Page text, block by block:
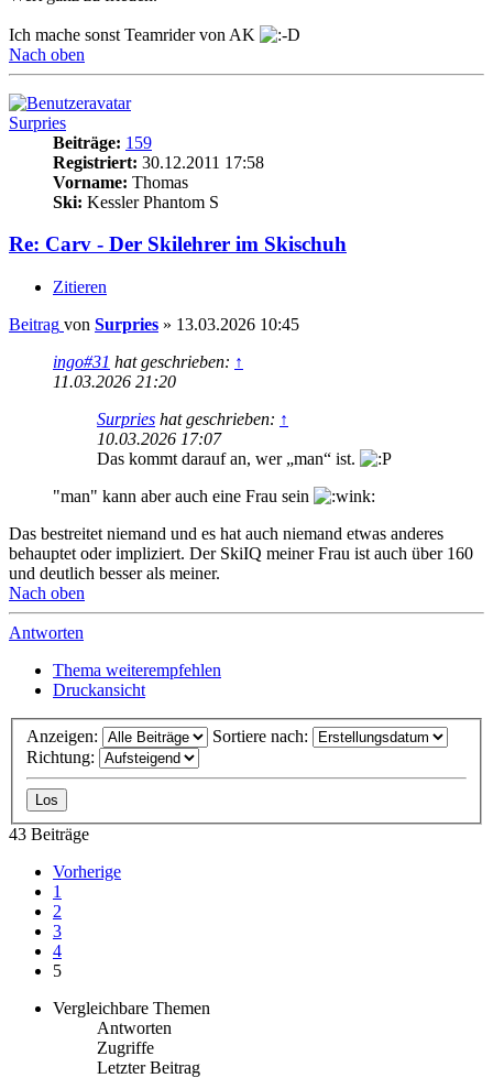
Ich mache sonst Teamrider von AK
Nach oben
Surpries
Beiträge: 159
Registriert: 30.12.2011 17:58
Vorname: Thomas
Ski: Kessler Phantom S
Re: Carv - Der Skilehrer im Skischuh
Zitieren
Beitrag von Surpries » 13.03.2026 10:45
ingo#31 hat geschrieben: ↑
11.03.2026 21:20
Surpries hat geschrieben: ↑
10.03.2026 17:07
Das kommt darauf an, wer „man“ ist.
"man" kann aber auch eine Frau sein
Das bestreitet niemand und es hat auch niemand etwas anderes
behauptet oder impliziert. Der SkiIQ meiner Frau ist auch über 160
und deutlich besser als meiner.
Nach oben
Antworten
Thema weiterempfehlen
Druckansicht
Anzeigen:
Sortiere nach:
Richtung:
43 Beiträge
Vorherige
1
2
3
4
5
Vergleichbare Themen
Antworten
Zugriffe
Letzter Beitrag